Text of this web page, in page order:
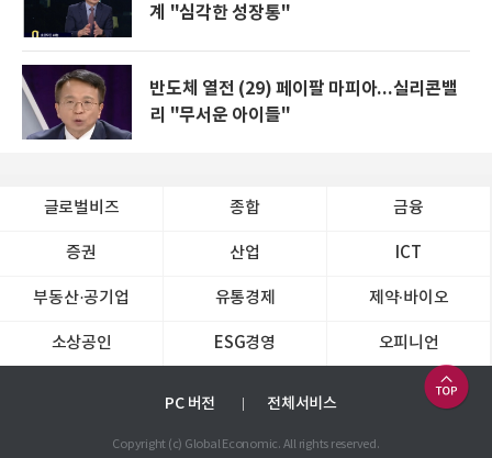
계 "심각한 성장통"
반도체 열전 (29) 페이팔 마피아...실리콘밸
리 "무서운 아이들"
글로벌비즈 종합 금융
증권 산업 ICT
부동산·공기업 유통경제 제약∙바이오
소상공인 ESG경영 오피니언
PC 버전 전체서비스
Copyright (c) Global Economic. All rights reserved.